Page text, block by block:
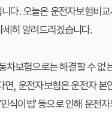
다. 오늘은 운전자보험비
히 알려드리겠습니다.
보험으로는 해결할 수 없
, 운전자보험은 운전자 본
식이법' 등으로 인해 운전